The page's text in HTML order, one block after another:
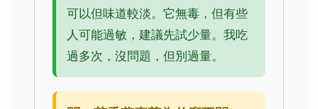
可以但味道較淡。它無毒，但有些
人可能過敏，建議先試少量。我吃
過多次，沒問題，但別過量。